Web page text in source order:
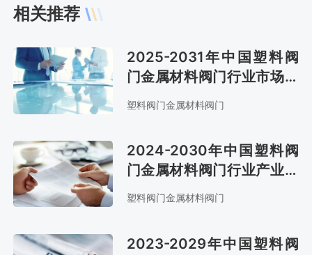
相关推荐
2025-2031年中国塑料阀
门金属材料阀门行业市场现
状分析及市场前景评估报告
塑料阀门金属材料阀门
2024-2030年中国塑料阀
门金属材料阀门行业产业链
全景研究及市场趋势预测报
告
塑料阀门金属材料阀门
2023-2029年中国塑料阀